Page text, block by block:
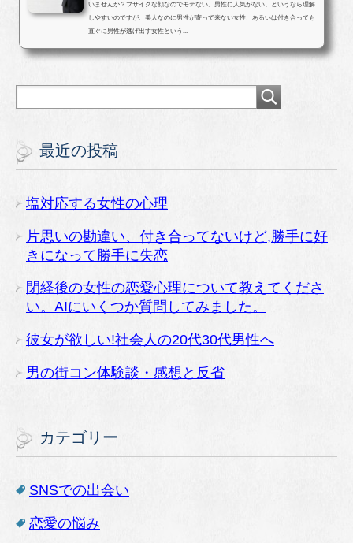
いませんか？ブサイクな顔なのでモテない。男性に人気がない、というなら理解
しやすいのですが、美人なのに男性が寄って来ない女性、あるいは付き合っても
直ぐに男性が逃げ出す女性という...
最近の投稿
塩対応する女性の心理
片思いの勘違い、付き合ってないけど,勝手に好
きになって勝手に失恋
閉経後の女性の恋愛心理について教えてくださ
い。AIにいくつか質問してみました。
彼女が欲しい!社会人の20代30代男性へ
男の街コン体験談・感想と反省
カテゴリー
SNSでの出会い
恋愛の悩み